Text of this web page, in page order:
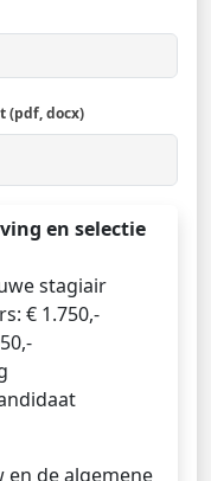
(pdf, docx)
en selectie
stagiair
€ 1.750,-
en de algemene